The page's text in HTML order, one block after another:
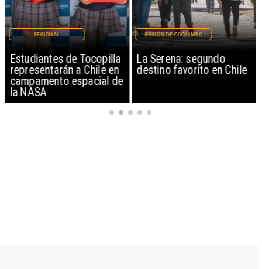
Estudiantes de Tocopilla
representarán a Chile en
campamento espacial de
la NASA
REGIONAL
La Serena: segundo
destino favorito en Chile
REGIÓN DE COQUIMBO